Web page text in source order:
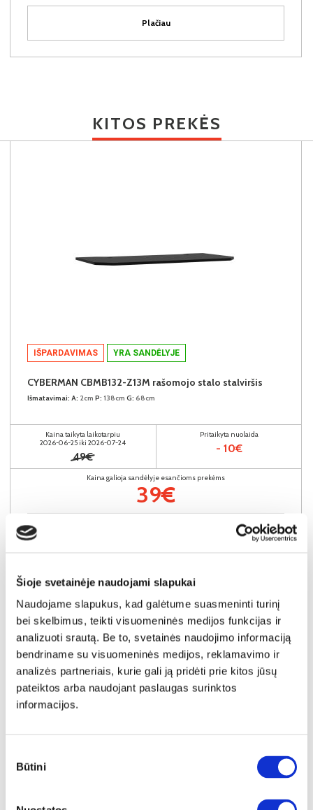
Šioje svetainėje naudojami slapukai
Naudojame slapukus, kad galėtume suasmeninti turinį
bei skelbimus, teikti visuomeninės medijos funkcijas ir
analizuoti srautą. Be to, svetainės naudojimo informaciją
bendriname su visuomeninės medijos, reklamavimo ir
analizės partneriais, kurie gali ją pridėti prie kitos jūsų
pateiktos arba naudojant paslaugas surinktos
informacijos.
pasirinkimas
Būtini
Plačiau
KITOS PREKĖS
IŠPARDAVIMAS YRA SANDĖLYJE
CYBERMAN CBMB132-Z13M rašomojo stalo stalviršis
Išmatavimai: A: 2cm P: 138cm G: 68cm
Kaina taikyta laikotarpiu
2026-06-25 iki 2026-07-24
49€
Pritaikyta nuolaida
- 10€
Kaina galioja sandėlyje esančioms prekėms
39€